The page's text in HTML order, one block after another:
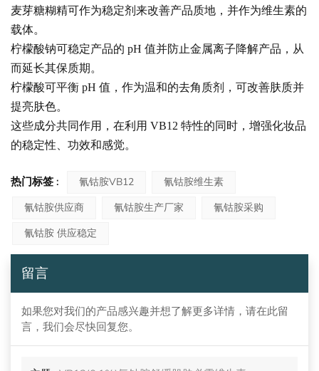
麦芽糖糊精可作为稳定剂来改善产品质地，并作为维生素的
载体。
柠檬酸钠可稳定产品的 pH 值并防止金属离子降解产品，从
而延长其保质期。
柠檬酸可平衡 pH 值，作为温和的去角质剂，可改善肤质并
提亮肤色。
这些成分共同作用，在利用 VB12 特性的同时，增强化妆品
的稳定性、功效和感觉。
热门标签 : 氰钴胺VB12
氰钴胺维生素
氰钴胺供应商
氰钴胺生产厂家
氰钴胺采购
氰钴胺 供应稳定
留言
如果您对我们的产品感兴趣并想了解更多详情，请在此留
言，我们会尽快回复您。